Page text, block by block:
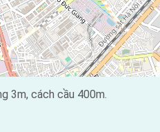
3m, cách cầu 400m.